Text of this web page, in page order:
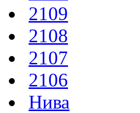
2109
2108
2107
2106
Нива